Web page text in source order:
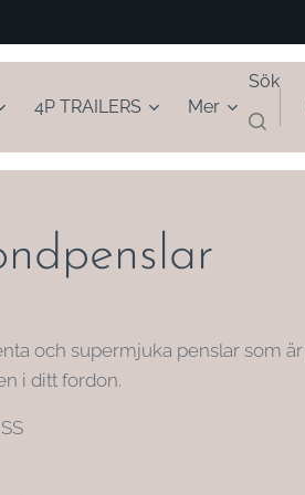
4P TRAILERS Mer
Sök
och supermjuka penslar som
i ditt fordon.